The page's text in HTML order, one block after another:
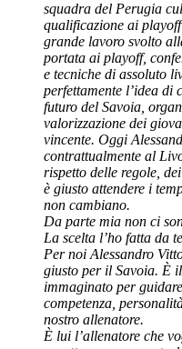
squadra del Perugia
qualificazione ai
grande lavoro svolto
portata ai playoff,
e tecniche di assoluto
perfettamente l’idea
futuro del Savoia,
valorizzazione dei
vincente. Oggi
contrattualmente al
rispetto delle regole,
è giusto attendere i
non cambiano.
Da parte mia non ci
La scelta l’ho fatta da
Per noi Alessandro
giusto per il Savoia. È
immaginato per
competenza,
nostro allenatore.
È lui l’allenatore che